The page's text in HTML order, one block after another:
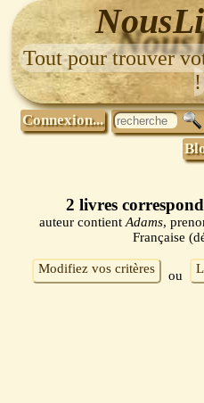
Tout pour trouver
!
Connexion...
2 livres
auteur contientAdams,
Française
Modifiez vos critères ou